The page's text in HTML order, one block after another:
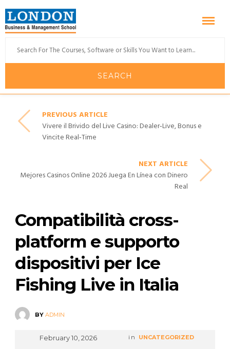
PREVIOUS ARTICLE
Vivere il Brivido del Live Casino: Dealer‑Live, Bonus e
Vincite Real‑Time
NEXT ARTICLE
Mejores Casinos Online 2026 Juega En Línea con Dinero
Real
Compatibilità cross-
platform e supporto
dispositivi per Ice
Fishing Live in Italia
BY ADMIN
February 10, 2026 in UNCATEGORIZED